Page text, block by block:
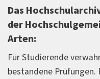
Das
der
Arten:
Für Studierende
bestandene Prüfungen.